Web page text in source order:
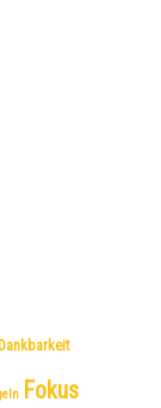
Dankbarkeit
Fokus